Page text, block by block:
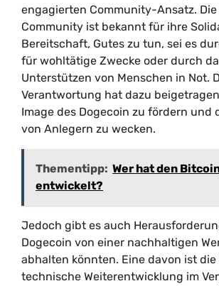
engagierten Community-Ansatz.
Community ist bekannt für ihre
Bereitschaft, Gutes zu tun, sei es
für wohltätige Zwecke oder durch
Unterstützen von Menschen in Not.
Verantwortung hat dazu
Image des Dogecoin zu fördern und
von Anlegern zu wecken.
Thementipp: Wer hat den
entwickelt?
Jedoch gibt es auch
Dogecoin von einer nachhaltigen
abhalten könnten. Eine davon ist
technische Weiterentwicklung im